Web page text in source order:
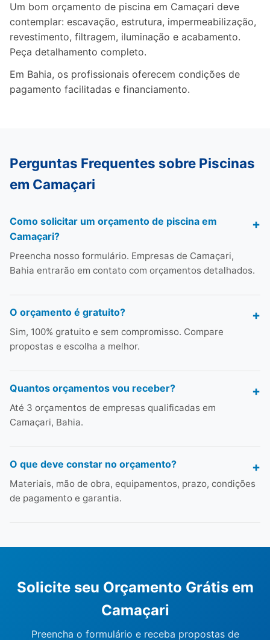
Um bom orçamento de piscina em Camaçari deve
contemplar: escavação, estrutura, impermeabilização,
revestimento, filtragem, iluminação e acabamento.
Peça detalhamento completo.
Em Bahia, os profissionais oferecem condições de
pagamento facilitadas e financiamento.
Perguntas Frequentes sobre Piscinas
em Camaçari
Como solicitar um orçamento de piscina em
Camaçari?
Preencha nosso formulário. Empresas de Camaçari,
Bahia entrarão em contato com orçamentos detalhados.
O orçamento é gratuito?
Sim, 100% gratuito e sem compromisso. Compare
propostas e escolha a melhor.
Quantos orçamentos vou receber?
Até 3 orçamentos de empresas qualificadas em
Camaçari, Bahia.
O que deve constar no orçamento?
Materiais, mão de obra, equipamentos, prazo, condições
de pagamento e garantia.
Solicite seu Orçamento Grátis em
Camaçari
Preencha o formulário e receba propostas de